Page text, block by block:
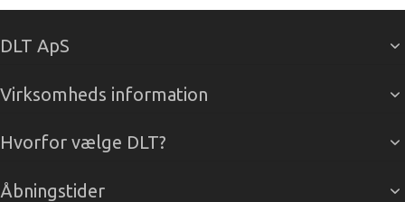
DLT ApS
Virksomheds information
Hvorfor vælge DLT?
Åbningstider